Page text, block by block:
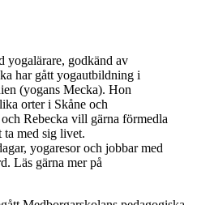
yogalärare, godkänd av
har gått yogautbildning i
(yogans Mecka). Hon
orter i Skåne och
Rebecka vill gärna förmedla
ta med sig livet.
yogaresor och jobbar med
Läs gärna mer på